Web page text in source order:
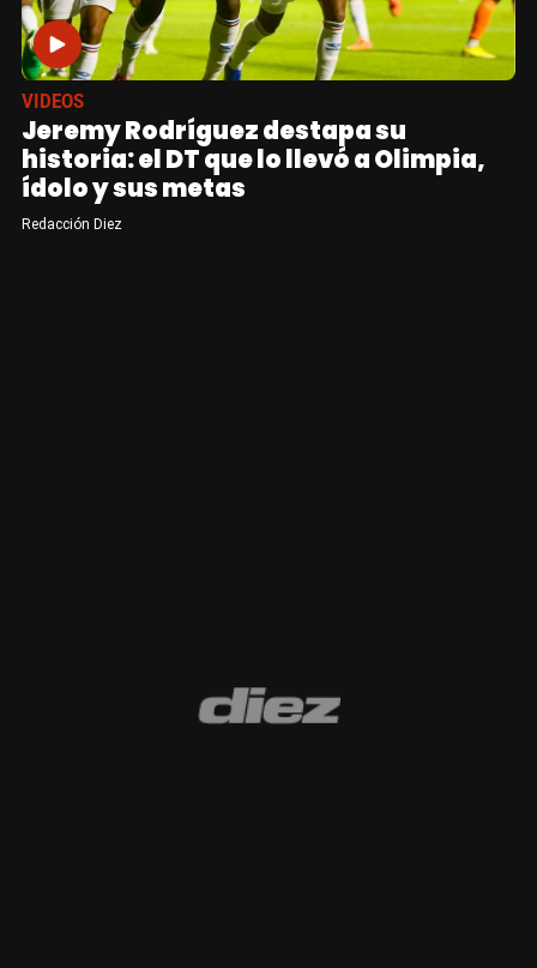
VIDEOS
Jeremy Rodríguez destapa su
historia: el DT que lo llevó a Olimpia,
ídolo y sus metas
Redacción Diez